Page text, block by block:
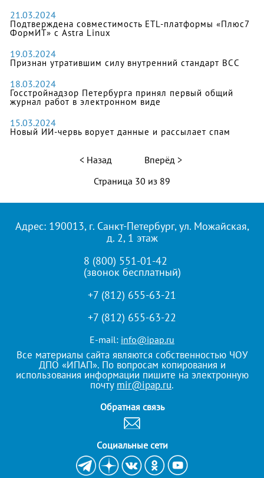
21.03.2024
Подтверждена совместимость ETL-платформы «Плюс7
ФормИТ» с Astra Linux
19.03.2024
Признан утратившим силу внутренний стандарт ВСС
18.03.2024
Госстройнадзор Петербурга принял первый общий
журнал работ в электронном виде
15.03.2024
Новый ИИ-червь ворует данные и рассылает спам
Назад
Вперёд
Страница 30 из 89
Адрес: 190013, г. Санкт-Петербург, ул. Можайская,
д. 2, 1 этаж
8 (800) 551-01-42
(звонок бесплатный)
+7 (812) 655-63-21
+7 (812) 655-63-22
E-mail: info@ipap.ru
Все материалы сайта являются собственностью ЧОУ
ДПО «ИПАП». По вопросам копирования и
использования информации пишите на электронную
почту mir@ipap.ru.
Обратная связь
Cоциальные сети